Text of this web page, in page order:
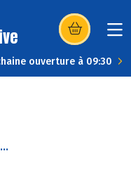
(s’ouvre dans
ouverture à 09:30